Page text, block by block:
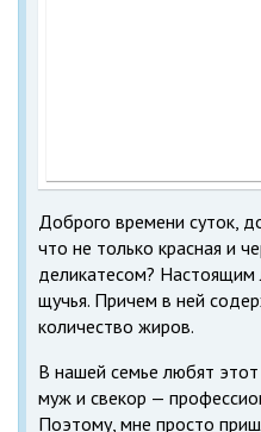
Доброго времени суток,
что не только красная и
деликатесом? Настоящим
щучья. Причем в ней
количество жиров.
В нашей семье любят
муж и свекор —
Поэтому, мне просто